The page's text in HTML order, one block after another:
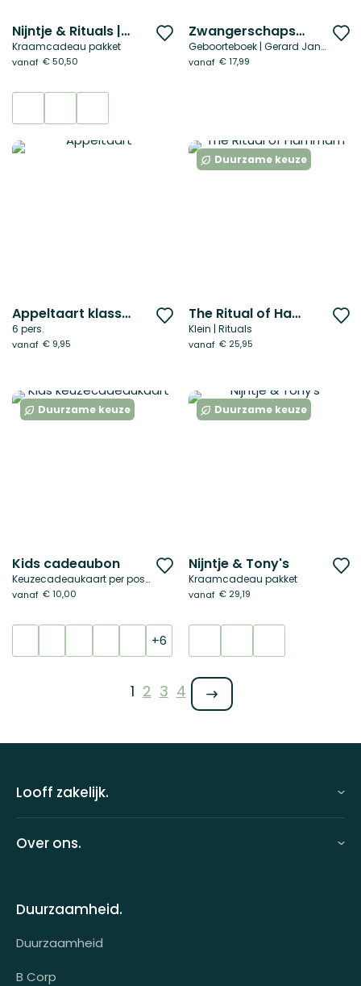
Nijntje & Rituals | Middel
Kraamcadeau pakket
vanaf € 50,50
Voeg
toe
aan
Zwangerschapsboek | Voor vrouwen
Geboorteboek | Gerard Janssen
vanaf € 17,99
Appeltaart klassiek
6 pers.
vanaf € 9,95
Voeg
toe
aan
Duurzame keuze
The Ritual of Hammam
Klein | Rituals
vanaf € 25,95
Duurzame keuze
Kids cadeaubon
Keuzecadeaukaart per post of digitaal
vanaf € 10,00
Voeg
toe
aan
verlanglijst
+6
Duurzame keuze
Nijntje & Tony's
Kraamcadeau pakket
vanaf € 29,19
Pagina
Je leest momenteel pagina
1 Pagina
2 Pagina
3 Pagina
4
Looff zakelijk.
Looff attentprogramma | Collega's
Tarieven
Voor wie?
Over ons.
Contact
Werken bij
Duurzaamheid.
Duurzaamheid
B Corp